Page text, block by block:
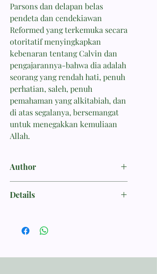
Parsons dan delapan belas
pendeta dan cendekiawan
Reformed yang terkemuka secara
otoritatif menyingkapkan
kebenaran tentang Calvin dan
pengajarannya-bahwa dia adalah
seorang yang rendah hati, penuh
perhatian, saleh, penuh
pemahaman yang alkitabiah, dan
di atas segalanya, bersemangat
untuk menegakkan kemuliaan
Allah.
Author
Details
Penerbit Momentum
Tebal Buku 290 halaman
Berat 400